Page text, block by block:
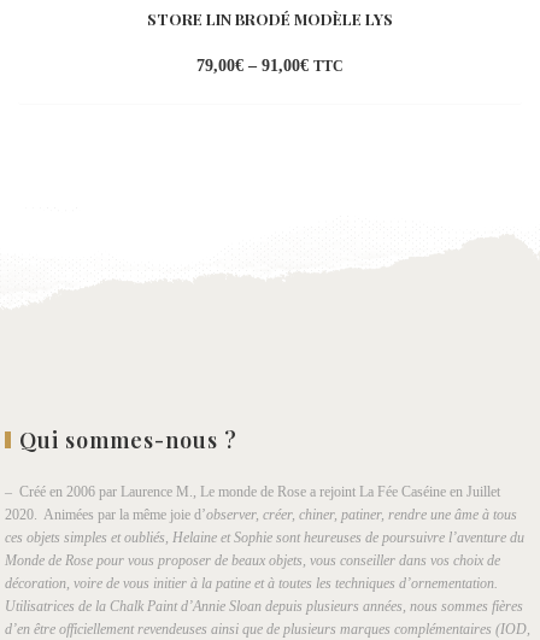
STORE LIN BRODÉ MODÈLE LYS
79,00€ – 91,00€ TTC
Qui sommes-nous ?
– Créé en 2006 par Laurence M., Le monde de Rose a rejoint La Fée Caséine en Juillet
2020. Animées par la même joie d’observer, créer, chiner, patiner, rendre une âme à tous
ces objets simples et oubliés, Helaine et Sophie sont heureuses de poursuivre l’aventure du
Monde de Rose pour vous proposer de beaux objets, vous conseiller dans vos choix de
décoration, voire de vous initier à la patine et à toutes les techniques d’ornementation.
Utilisatrices de la Chalk Paint d’Annie Sloan depuis plusieurs années, nous sommes fières
d’en être officiellement revendeuses ainsi que de plusieurs marques complémentaires (IOD,